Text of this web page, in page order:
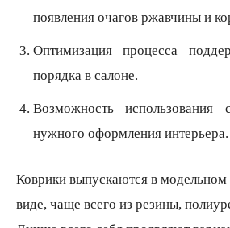
появления очагов ржавчины и
Оптимизация процесса
порядка в салоне.
Возможность использования
нужного оформления интерьера.
Коврики выпускаются в
виде, чаще всего из резины,